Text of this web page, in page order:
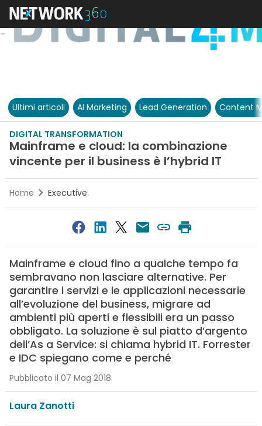
Ultimi articoli AI Marketing Lead Generation Content
DIGITAL TRANSFORMATION
Mainframe e cloud: la combinazione
vincente per il business è l’hybrid IT
Home Executive
Mainframe e cloud fino a qualche tempo fa
sembravano non lasciare alternative. Per
garantire i servizi e le applicazioni necessarie
all’evoluzione del business, migrare ad
ambienti più aperti e flessibili era un passo
obbligato. La soluzione è sul piatto d’argento
dell’As a Service: si chiama hybrid IT. Forrester
e IDC spiegano come e perché
Pubblicato il 07 Mag 2018
Laura Zanotti